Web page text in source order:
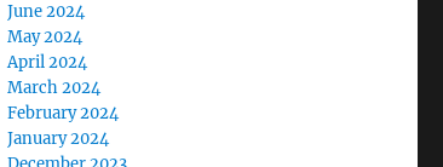
June 2024
May 2024
April 2024
March 2024
February 2024
January 2024